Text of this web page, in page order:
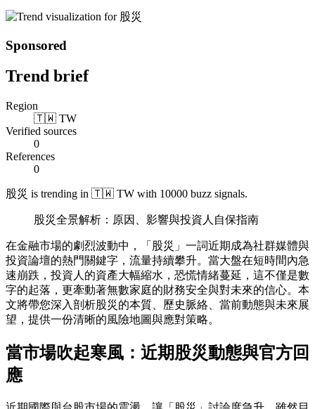
Sponsored
Trend brief
Region
🇹🇼 TW
Verified sources
0
References
0
股災 is trending in 🇹🇼 TW with 10000 buzz signals.
股災全景解析：原因、影響與投資人自保指南
在金融市場的劇烈波動中，「股災」一詞近期成為社群媒體與
投資論壇的熱門關鍵字，流量持續攀升。當大盤在短時間內急
速崩跌，投資人的資產大幅縮水，恐慌情緒蔓延，這不僅是數
字的起落，更牽動著無數家庭的財務安全與對未來的信心。本
文將帶您深入剖析股災的本質、歷史脈絡、當前動態與未來展
望，提供一份清晰的風險地圖與應對策略。
當市場吹起寒風：近期股災動態與官方回
應